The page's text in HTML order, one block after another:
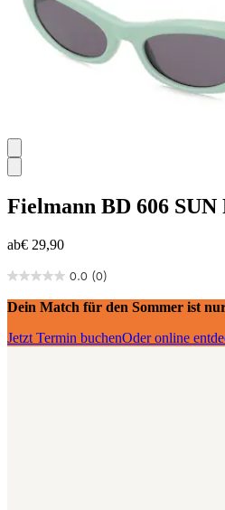
Fielmann BD 606
ab€ 29,90
0.0 (0)
0.0
von
5
Sternen.
Dein Match für den Sommer ist
Jetzt Termin buchenOder online